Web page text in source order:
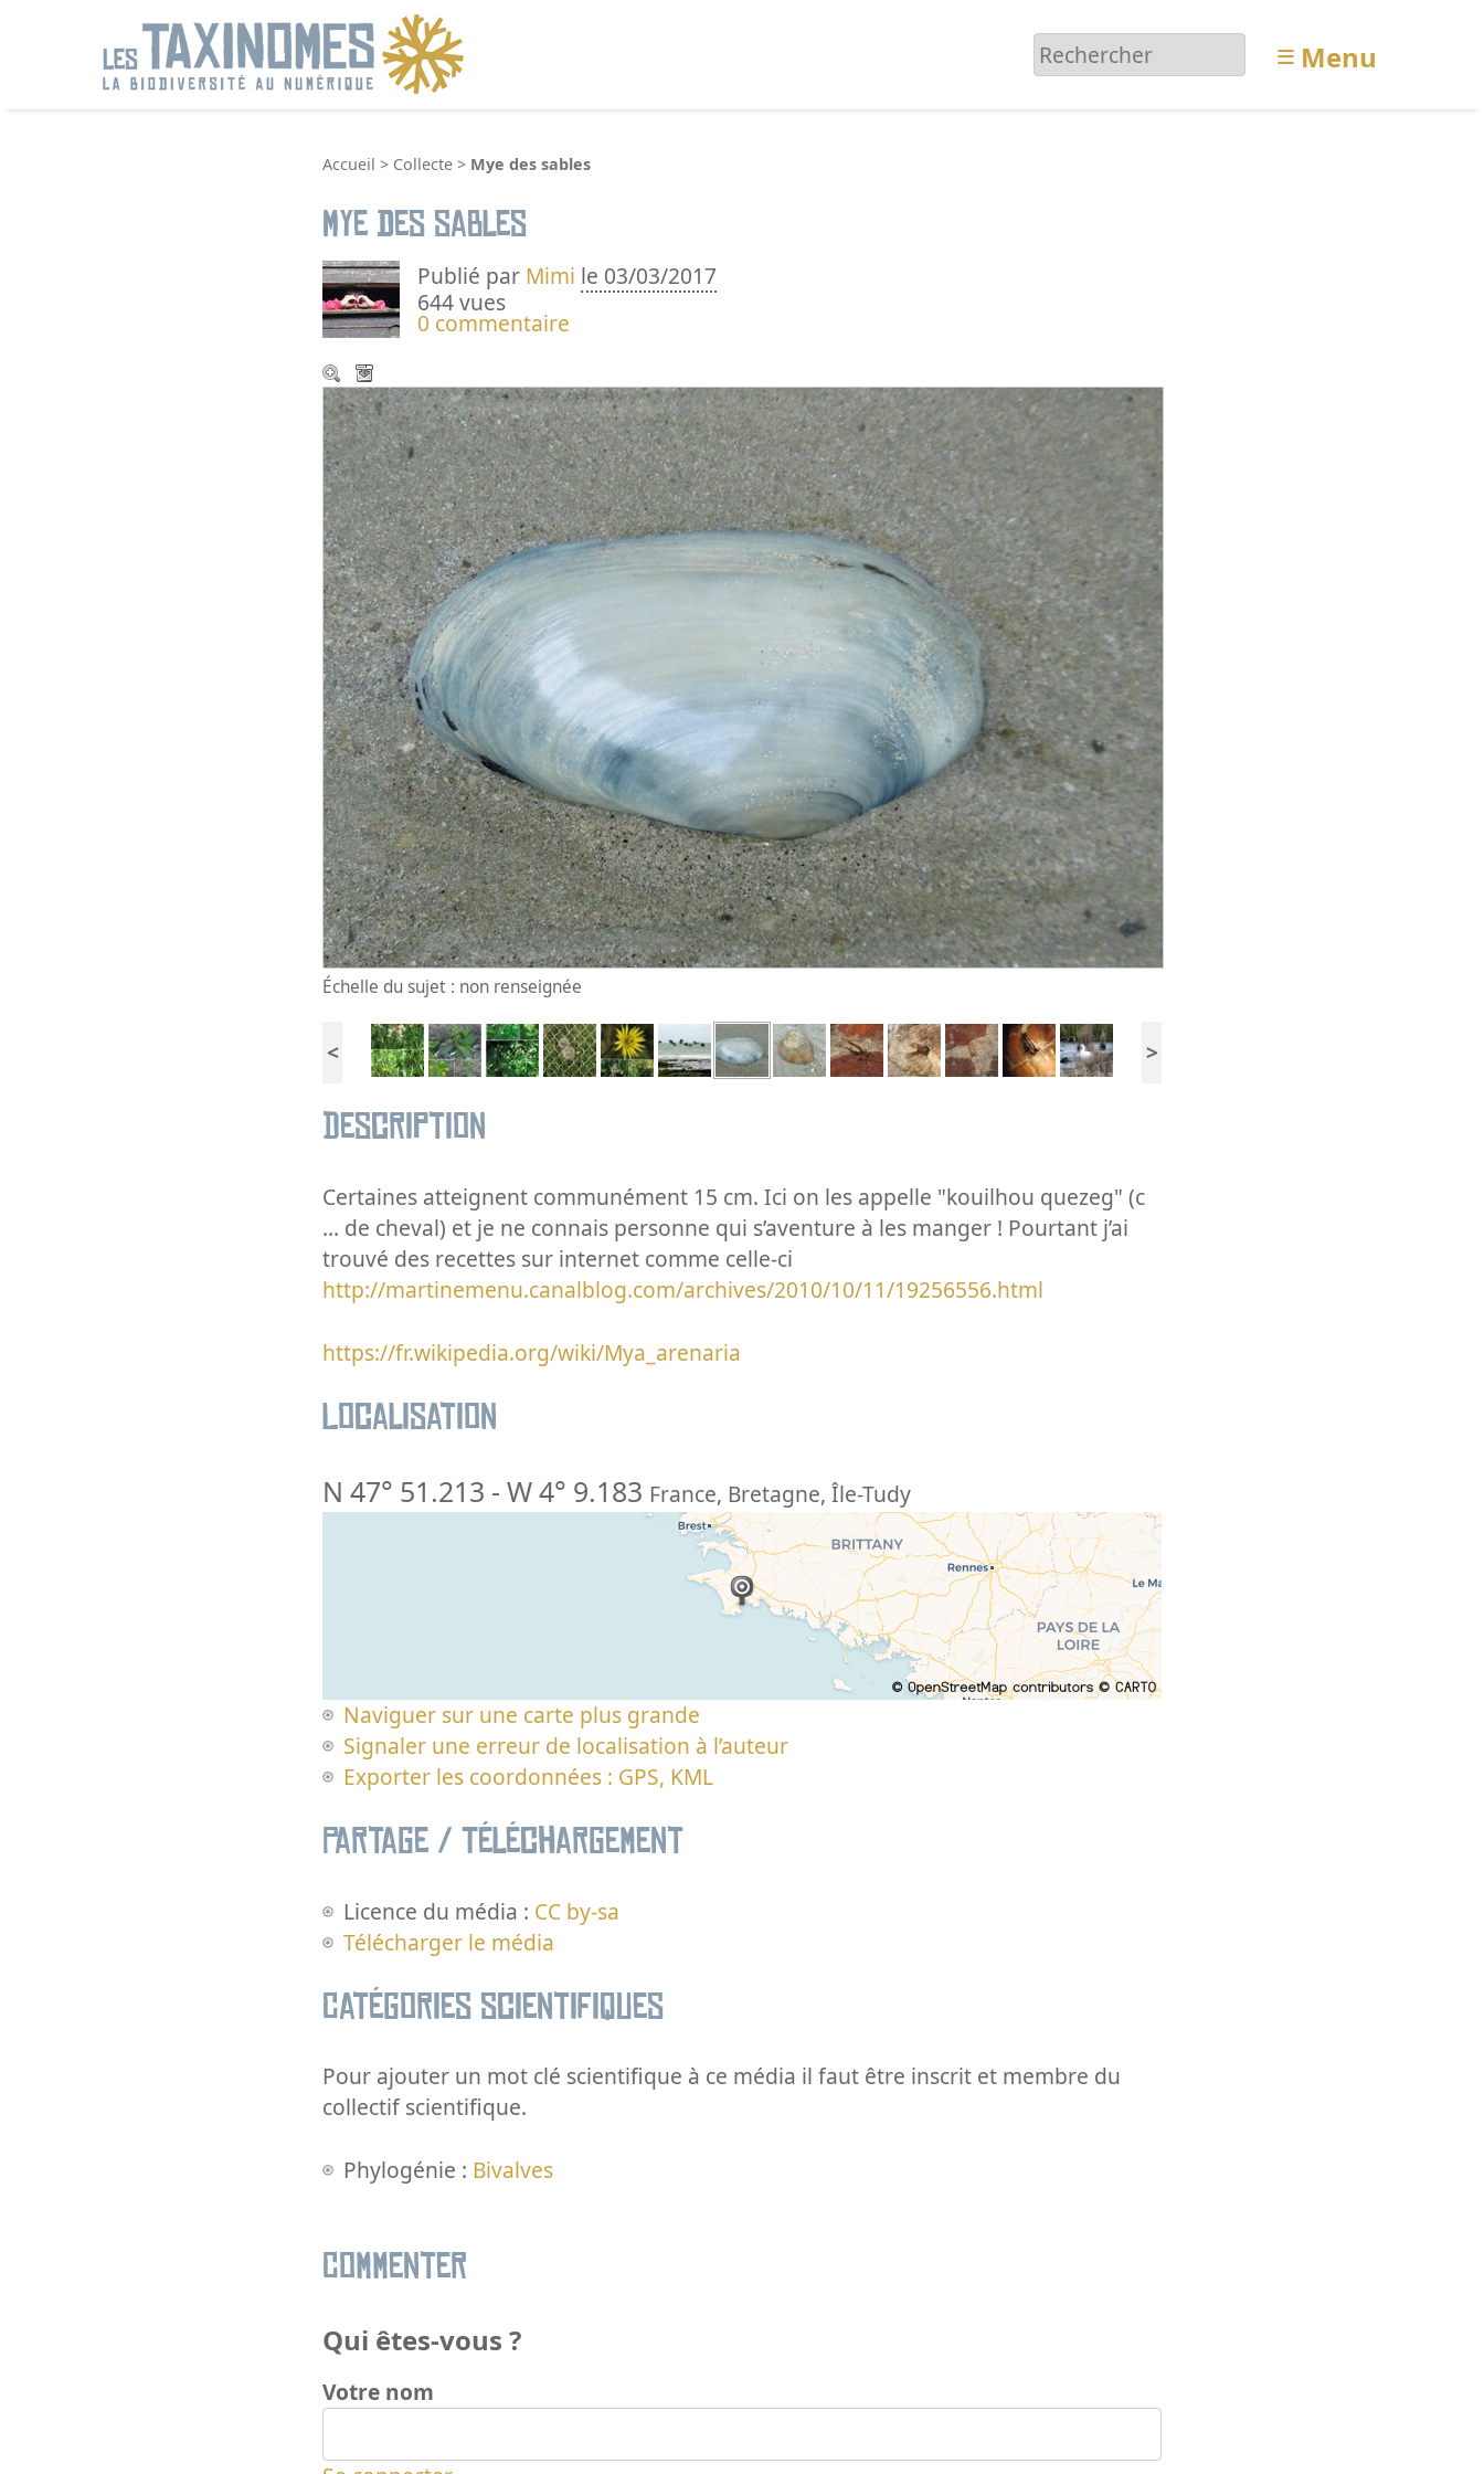
≡ Menu
Accueil > Collecte > Mye des sables
Mye des sables
Publié par Mimi le 03/03/2017
644 vues
0 commentaire
Échelle du sujet : non renseignée
< >
Description
Certaines atteignent communément 15 cm. Ici on les appelle "kouilhou quezeg" (c
... de cheval) et je ne connais personne qui s’aventure à les manger ! Pourtant j’ai
trouvé des recettes sur internet comme celle-ci
http://martinemenu.canalblog.com/archives/2010/10/11/19256556.html
https://fr.wikipedia.org/wiki/Mya_arenaria
Localisation
N 47° 51.213 - W 4° 9.183 France, Bretagne, Île-Tudy
Naviguer sur une carte plus grande
Signaler une erreur de localisation à l’auteur
Exporter les coordonnées : GPS, KML
Partage / Téléchargement
Licence du média : CC by-sa
Télécharger le média
Catégories scientifiques
Pour ajouter un mot clé scientifique à ce média il faut être inscrit et membre du
collectif scientifique.
Phylogénie : Bivalves
Commenter
Qui êtes-vous ?
Votre nom